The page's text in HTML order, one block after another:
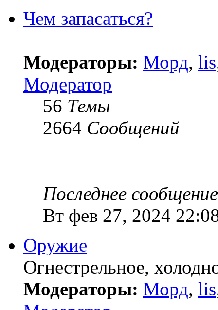
Чем запасаться?
Модераторы: Морд, lis
Модератор
56 Темы
2664 Сообщений
Последнее сообщение
Вт фев 27, 2024
Оружие
Огнестрельное,
Модераторы: Морд, lis